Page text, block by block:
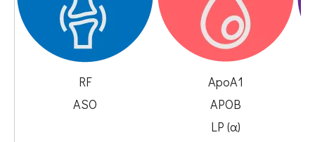
RF
ASO
ApoA1
APOB
LP (α)